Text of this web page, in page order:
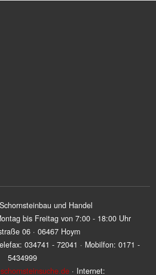
und Handel
bis Freitag von 7:00 - 18:00 Uhr
06 · 06467 Hoym
034741 - 72041 · Mobilfon: 0171 -
5434999
· Internet: